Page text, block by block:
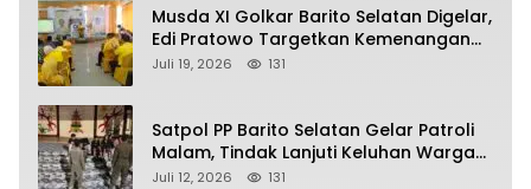
Musda XI Golkar Barito Selatan Digelar,
Edi Pratowo Targetkan Kemenangan
Partai pada Pemilu Mendatang
Juli 19, 2026 131
Satpol PP Barito Selatan Gelar Patroli
Malam, Tindak Lanjuti Keluhan Warga
soal Balap Liar dan Remaja Nongkrong
Juli 12, 2026 131